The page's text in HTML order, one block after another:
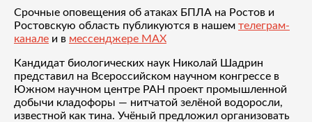
Срочные оповещения об атаках БПЛА на Ростов и
Ростовскую область публикуются в нашем телеграм-
канале и в мессенджере MAX
Кандидат биологических наук Николай Шадрин
представил на Всероссийском научном конгрессе в
Южном научном центре РАН проект промышленной
добычи кладофоры — нитчатой зелёной водоросли,
известной как тина. Учёный предложил организовать